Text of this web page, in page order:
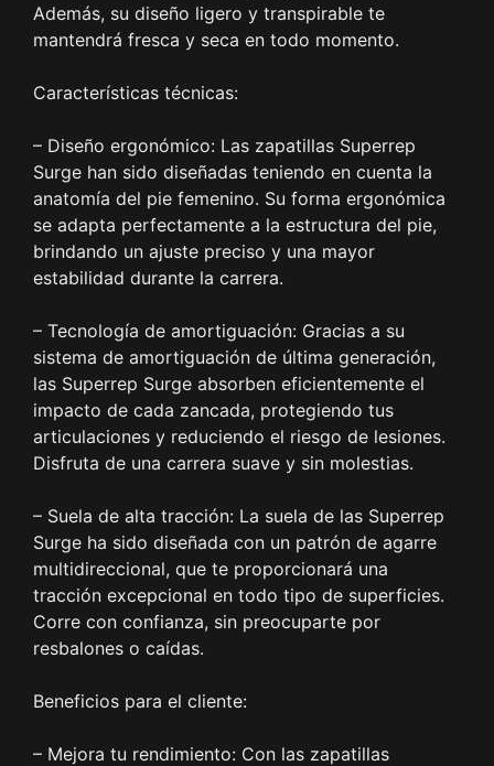
Además, su diseño ligero y transpirable te
mantendrá fresca y seca en todo momento.
Características técnicas:
– Diseño ergonómico: Las zapatillas Superrep
Surge han sido diseñadas teniendo en cuenta la
anatomía del pie femenino. Su forma ergonómica
se adapta perfectamente a la estructura del pie,
brindando un ajuste preciso y una mayor
estabilidad durante la carrera.
– Tecnología de amortiguación: Gracias a su
sistema de amortiguación de última generación,
las Superrep Surge absorben eficientemente el
impacto de cada zancada, protegiendo tus
articulaciones y reduciendo el riesgo de lesiones.
Disfruta de una carrera suave y sin molestias.
– Suela de alta tracción: La suela de las Superrep
Surge ha sido diseñada con un patrón de agarre
multidireccional, que te proporcionará una
tracción excepcional en todo tipo de superficies.
Corre con confianza, sin preocuparte por
resbalones o caídas.
Beneficios para el cliente:
– Mejora tu rendimiento: Con las zapatillas